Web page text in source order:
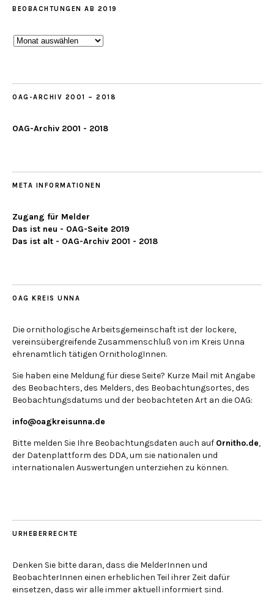
BEOBACHTUNGEN AB 2019
Beobachtungen
OAG-ARCHIV 2001 – 2018
OAG-Archiv 2001 - 2018
META INFORMATIONEN
Zugang für Melder
Das ist neu - OAG-Seite 2019
Das ist alt - OAG-Archiv 2001 - 2018
OAG KREIS UNNA
Die ornithologische Arbeitsgemeinschaft ist der lockere,
vereinsübergreifende Zusammenschluß von im Kreis Unna
ehrenamtlich tätigen OrnithologInnen.
Sie haben eine Meldung für diese Seite? Kurze Mail mit Angabe
des Beobachters, des Melders, des Beobachtungsortes, des
Beobachtungsdatums und der beobachteten Art an die OAG:
info@oagkreisunna.de
Bitte melden Sie Ihre Beobachtungsdaten auch auf Ornitho.de,
der Datenplattform des DDA, um sie nationalen und
internationalen Auswertungen unterziehen zu können.
URHEBERRECHTE
Denken Sie bitte daran, dass die MelderInnen und
BeobachterInnen einen erheblichen Teil ihrer Zeit dafür
einsetzen, dass wir alle immer aktuell informiert sind.